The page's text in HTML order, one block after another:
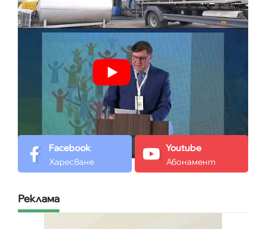
Facebook
Харесване
Youtube
Абонамент
Реклама